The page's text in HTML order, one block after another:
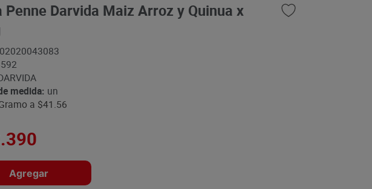
Penne Darvida Maiz Arroz y Quinua x
medida: un
a $41.56
.390
Agregar